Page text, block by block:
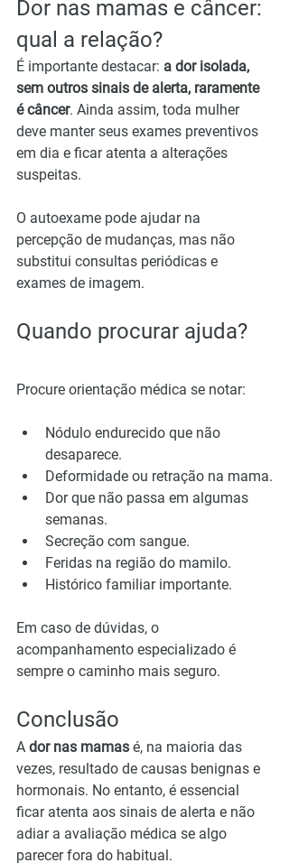
Dor nas mamas e câncer:
qual a relação?
É importante destacar: a dor isolada,
sem outros sinais de alerta, raramente
é câncer. Ainda assim, toda mulher
deve manter seus exames preventivos
em dia e ficar atenta a alterações
suspeitas.
O autoexame pode ajudar na
percepção de mudanças, mas não
substitui consultas periódicas e
exames de imagem.
Quando procurar ajuda?
Procure orientação médica se notar:
Nódulo endurecido que não
desaparece.
Deformidade ou retração na mama.
Dor que não passa em algumas
semanas.
Secreção com sangue.
Feridas na região do mamilo.
Histórico familiar importante.
Em caso de dúvidas, o
acompanhamento especializado é
sempre o caminho mais seguro.
Conclusão
A dor nas mamas é, na maioria das
vezes, resultado de causas benignas e
hormonais. No entanto, é essencial
ficar atenta aos sinais de alerta e não
adiar a avaliação médica se algo
parecer fora do habitual.